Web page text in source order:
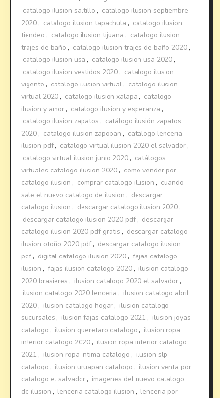
catalogo ilusion saltillo , catalogo ilusion septiembre
2020 , catalogo ilusion tapachula , catalogo ilusion
tiendeo , catalogo ilusion tijuana , catalogo ilusion
trajes de baño , catalogo ilusion trajes de baño 2020 ,
catalogo ilusion usa , catalogo ilusion usa 2020 ,
catalogo ilusion vestidos 2020 , catalogo ilusion
vigente , catalogo ilusion virtual , catalogo ilusion
virtual 2020 , catalogo ilusion xalapa , catalogo
ilusion y amor , catalogo ilusion y esperanza ,
catalogo ilusion zapatos , catálogo ilusión zapatos
2020 , catalogo ilusion zapopan , catalogo lenceria
ilusion pdf , catalogo virtual ilusion 2020 el salvador ,
catalogo virtual ilusion junio 2020 , catálogos
virtuales catalogo ilusion 2020 , como vender por
catalogo ilusion , comprar catalogo ilusion , cuando
sale el nuevo catalogo de ilusion , descargar
catalogo ilusion , descargar catalogo ilusion 2020 ,
descargar catalogo ilusion 2020 pdf , descargar
catalogo ilusion 2020 pdf gratis , descargar catalogo
ilusion otoño 2020 pdf , descargar catalogo ilusion
pdf , digital catalogo ilusion 2020 , fajas catalogo
ilusion , fajas ilusion catalogo 2020 , ilusion catalogo
2020 brasieres , ilusion catalogo 2020 el salvador ,
ilusion catalogo 2020 lenceria , ilusion catalogo abril
2020 , ilusion catalogo hogar , ilusion catalogo
sucursales , ilusion fajas catalogo 2021 , ilusion joyas
catalogo , ilusion queretaro catalogo , ilusion ropa
interior catalogo 2020 , ilusion ropa interior catalogo
2021 , ilusion ropa intima catalogo , ilusion slp
catalogo , ilusion uruapan catalogo , ilusion venta por
catalogo el salvador , imagenes del nuevo catalogo
de ilusion , lenceria catalogo ilusion , lenceria por